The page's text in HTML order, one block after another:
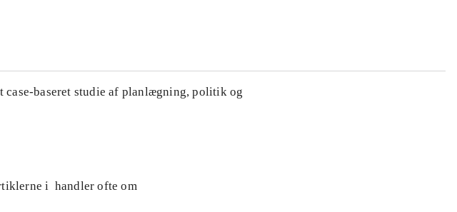
case-baseret studie af planlægning, politik og
i handler ofte om